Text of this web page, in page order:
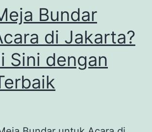
Bundar
di Jakarta?
Sini dengan